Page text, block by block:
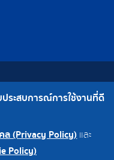
Ltd. All Rights Reserved.
: 0-2308-2487
ประสบการณ์การใช้งานที่ดี
(Privacy Policy) และ
Policy)
6